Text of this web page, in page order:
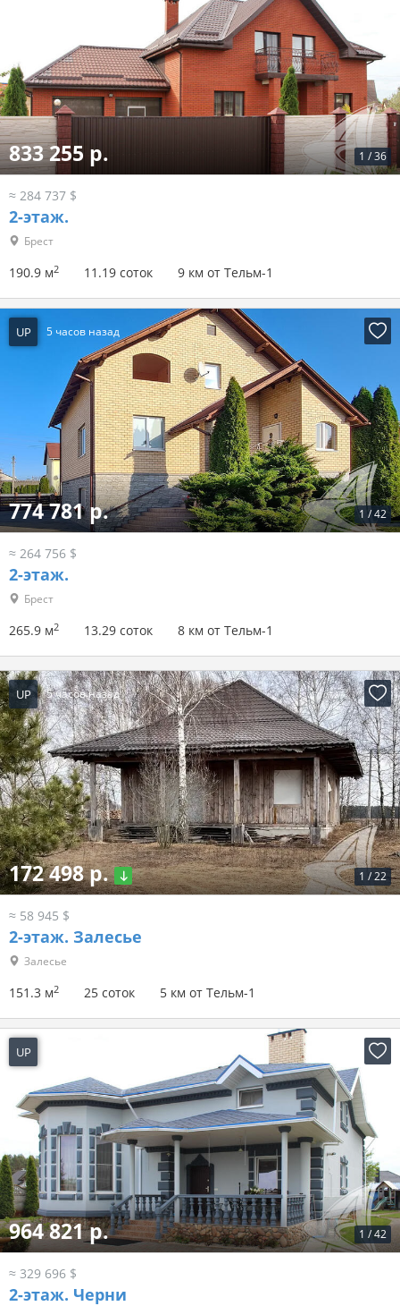
1 /36
833 255 р.
≈ 284 737 $
2-этаж.
Брест
190.9 м2 11.19 соток 9 км от Тельм-1
UP 5 часов назад
1 /42
774 781 р.
≈ 264 756 $
2-этаж.
Брест
265.9 м2 13.29 соток 8 км от Тельм-1
UP 5 часов назад
1 /22
172 498 р.
≈ 58 945 $
2-этаж. Залесье
Залесье
151.3 м2 25 соток 5 км от Тельм-1
UP
1 /42
964 821 р.
≈ 329 696 $
2-этаж. Черни